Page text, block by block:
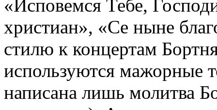
«Исповемся Тебе,
христиан», «Се ныне
стилю к концертам
используются мажорные
написана лишь молитва